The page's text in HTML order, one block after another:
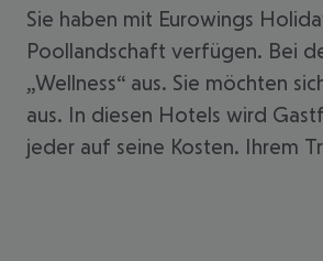
Sie haben mit Eurowings
Poollandschaft verfügen. Bei
„Wellness“ aus. Sie möchten
aus. In diesen Hotels wird
jeder auf seine Kosten. Ihrem